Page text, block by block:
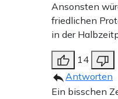
Ansonsten
friedlichen
in der
14
Antworten
Ein bisschen